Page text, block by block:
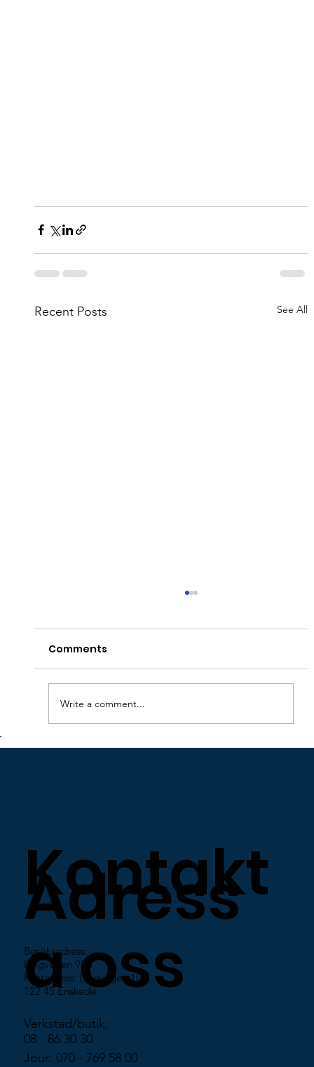
Recent Posts See All
Comments
Write a comment...
Adress
Besöksadress:
Lingvägen 98B
Postadress: Lingvägen 100
122 45 Enskede
Kontakt
a oss
Verkstad/butik:
08 - 86 30 30
Jour: 070 - 769 58 00